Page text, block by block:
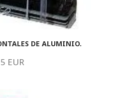
DE ALUMINIO.
5 EUR